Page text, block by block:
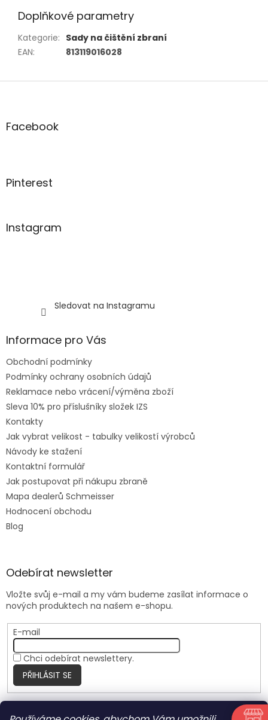
Doplňkové parametry
Kategorie: Sady na čištění zbraní
EAN: 813119016028
Z
aFacebook
Pinterest
Instagram
Sledovat na Instagramu
Informace pro Vás
Obchodní podmínky
Podmínky ochrany osobních údajů
Reklamace nebo vrácení/výměna zboží
Sleva 10% pro příslušníky složek IZS
Kontakty
Jak vybrat velikost - tabulky velikostí výrobců
Návody ke stažení
Kontaktní formulář
Jak postupovat při nákupu zbraně
Mapa dealerů Schmeisser
Hodnocení obchodu
Blog
Odebírat newsletter
Vložte svůj e-mail a my vám budeme zasílat informace o
nových produktech na našem e-shopu.
E-mail
Chci odebírat newslettery.
PŘIHLÁSIT SE